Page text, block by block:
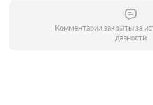
Комментарии закрыты за
давности